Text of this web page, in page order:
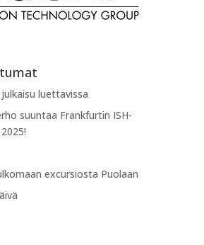
luettavissa
suuntaa Frankfurtin ISH-
excursiosta Puolaan